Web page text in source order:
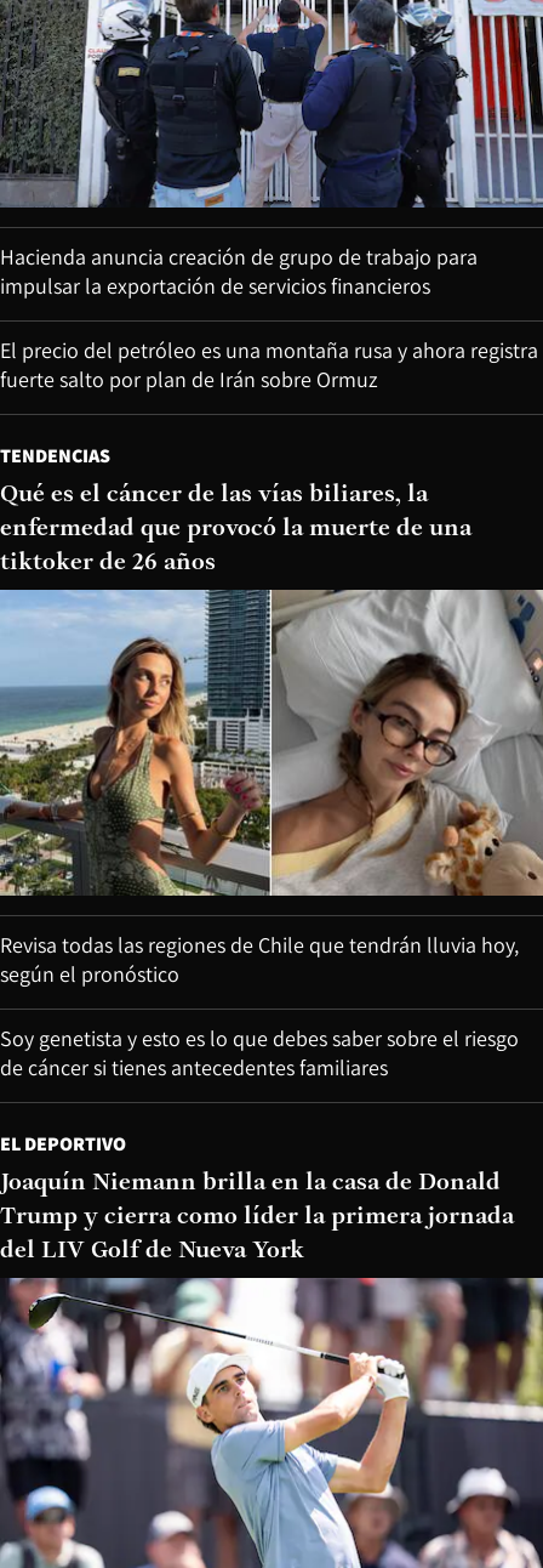
Hacienda anuncia creación de grupo de trabajo para
impulsar la exportación de servicios financieros
El precio del petróleo es una montaña rusa y ahora registra
fuerte salto por plan de Irán sobre Ormuz
TENDENCIAS
Qué es el cáncer de las vías biliares, la
enfermedad que provocó la muerte de una
tiktoker de 26 años
Revisa todas las regiones de Chile que tendrán lluvia hoy,
según el pronóstico
Soy genetista y esto es lo que debes saber sobre el riesgo
de cáncer si tienes antecedentes familiares
EL DEPORTIVO
Joaquín Niemann brilla en la casa de Donald
Trump y cierra como líder la primera jornada
del LIV Golf de Nueva York